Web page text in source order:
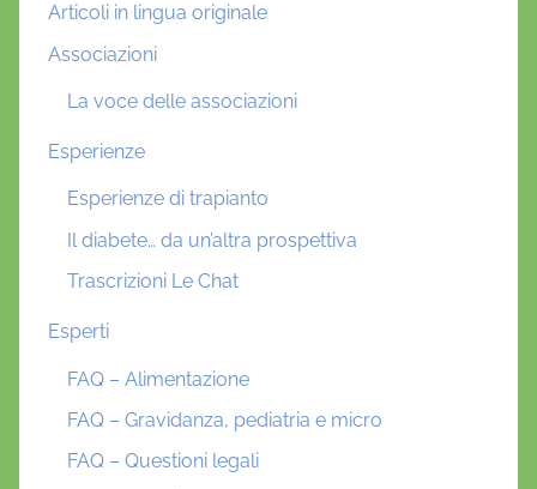
Articoli in lingua originale
Associazioni
La voce delle associazioni
Esperienze
Esperienze di trapianto
Il diabete… da un’altra prospettiva
Trascrizioni Le Chat
Esperti
FAQ – Alimentazione
FAQ – Gravidanza, pediatria e micro
FAQ – Questioni legali